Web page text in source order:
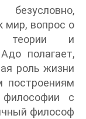
мир, вопрос о
теории и
полагает,
роль жизни
построениям
с
философ